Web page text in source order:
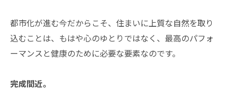
都市化が進む今だからこそ、住まいに上質な自然を取り
込むことは、もはや心のゆとりではなく、最高のパフォ
ーマンスと健康のために必要な要素なのです。
完成間近。